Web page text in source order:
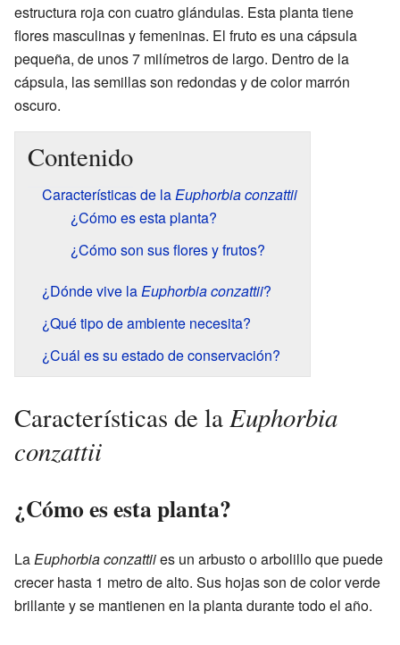
estructura roja con cuatro glándulas. Esta planta tiene
flores masculinas y femeninas. El fruto es una cápsula
pequeña, de unos 7 milímetros de largo. Dentro de la
cápsula, las semillas son redondas y de color marrón
oscuro.
Contenido
Características de laEuphorbia conzattii
¿Cómo es esta planta?
¿Cómo son sus flores y frutos?
¿Dónde vive laEuphorbia conzattii?
¿Qué tipo de ambiente necesita?
¿Cuál es su estado de conservación?
Características de la Euphorbia
conzattii
¿Cómo es esta planta?
LaEuphorbia conzattiies un arbusto o arbolillo que puede
crecer hasta 1 metro de alto. Sus hojas son de color verde
brillante y se mantienen en la planta durante todo el año.